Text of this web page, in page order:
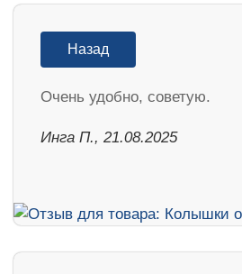
Назад
Очень удобно, советую.
Инга П., 21.08.2025